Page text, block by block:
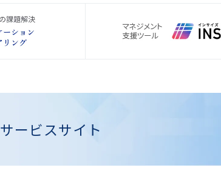
サービスサイト